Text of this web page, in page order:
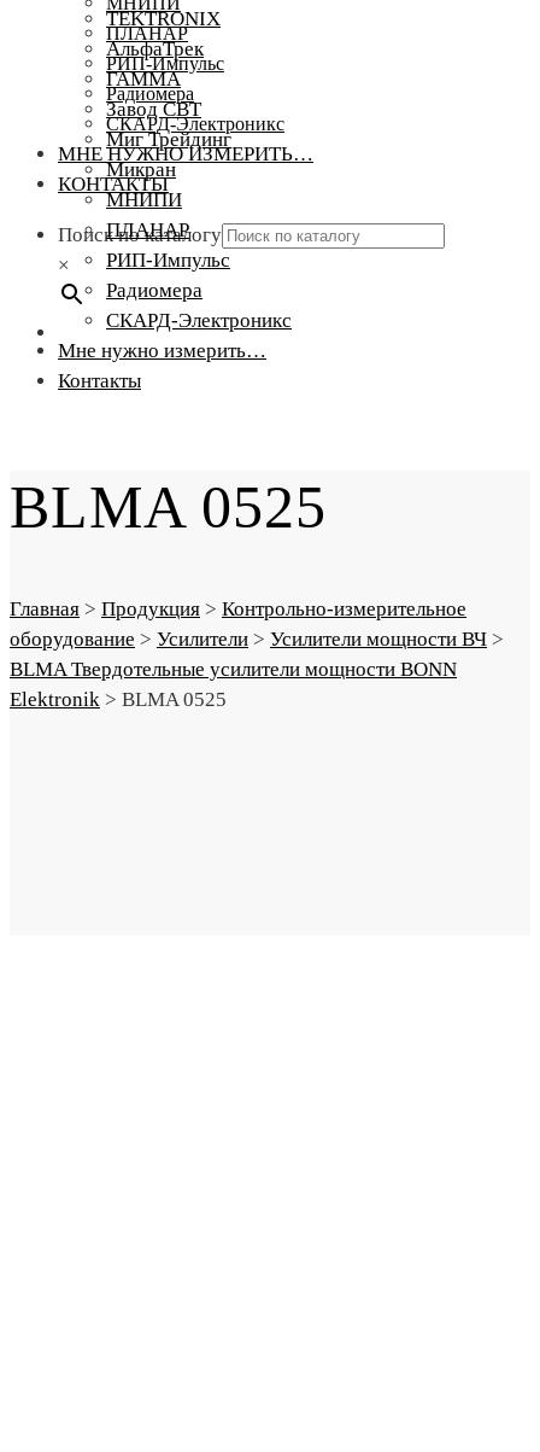
ПЛАНАР
РИП-Импульс
Радиомера
СКАРД-Электроникс
МНЕ НУЖНО ИЗМЕРИТЬ…
КОНТАКТЫ
Поиск по каталогу
×
TEKTRONIX
АльфаТрек
ГАММА
Завод СВТ
Миг Трейдинг
Микран
МНИПИ
ПЛАНАР
РИП-Импульс
Радиомера
СКАРД-Электроникс
Мне нужно измерить…
Контакты
BLMA 0525
Главная > Продукция > Контрольно-измерительное
оборудование > Усилители > Усилители мощности ВЧ >
BLMA Твердотельные усилители мощности BONN
Elektronik > BLMA 0525